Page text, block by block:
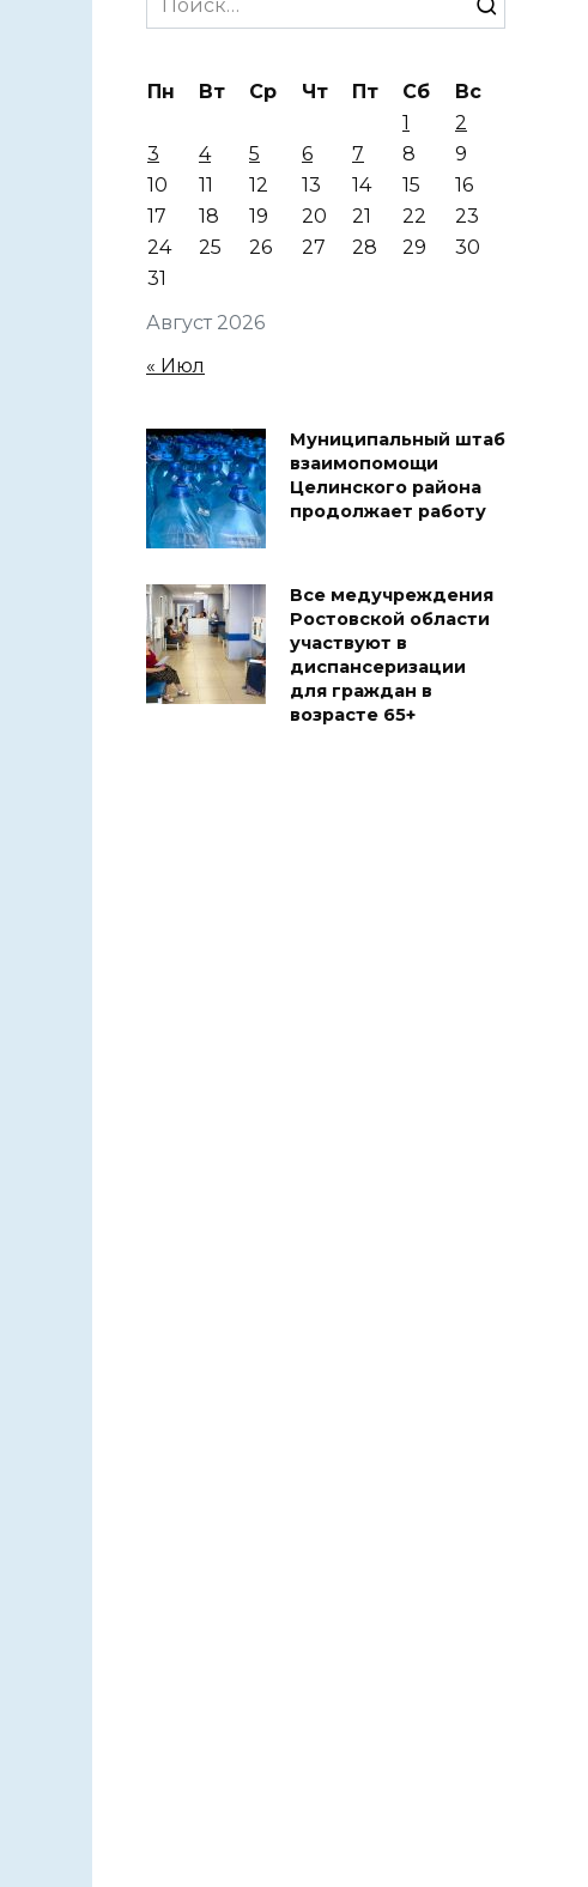
for:
Август 2026
Пн Вт Ср Чт Пт Сб
Вс
1
2
3
4 5 6 7 8
9
10
11 12 13 14 15
16
17
18 19 20 21 22
23
24
25 26 27 28 29
30
31
« Июл
Муниципальный штаб
взаимопомощи
Целинского района
продолжает работу
Все медучреждения
Ростовской области
участвуют в
диспансеризации
для граждан в
возрасте 65+